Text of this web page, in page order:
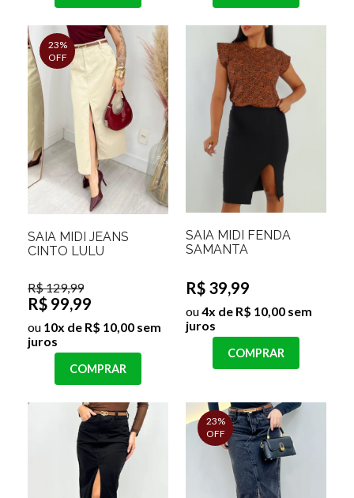
23%
OFF
SAIA MIDI JEANS
CINTO LULU
R$ 129,99
R$ 99,99
ou 10x de R$ 10,00 sem
juros
COMPRAR
SAIA MIDI FENDA
SAMANTA
R$ 39,99
ou4x de R$ 10,00 sem
juros
COMPRAR
23%
OFF